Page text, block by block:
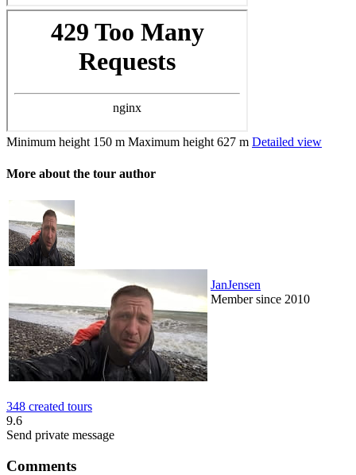
Minimum height 150 m Maximum height 627 m Detailed view
More about the tour author
JanJensen
Member since 2010
348 created tours
9.6
Send private message
Comments